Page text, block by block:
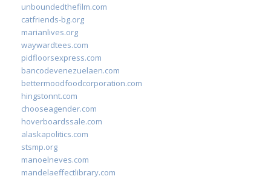
unboundedthefilm.com
catfriends-bg.org
marianlives.org
waywardtees.com
pidfloorsexpress.com
bancodevenezuelaen.com
bettermoodfoodcorporation.com
hingstonnt.com
chooseagender.com
hoverboardssale.com
alaskapolitics.com
stsmp.org
manoelneves.com
mandelaeffectlibrary.com